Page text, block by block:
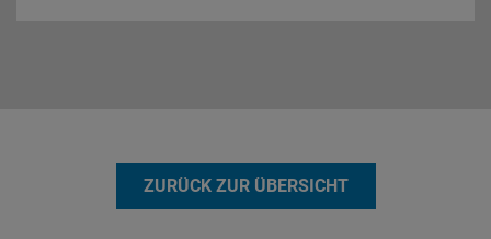
ZURÜCK ZUR ÜBERSICHT